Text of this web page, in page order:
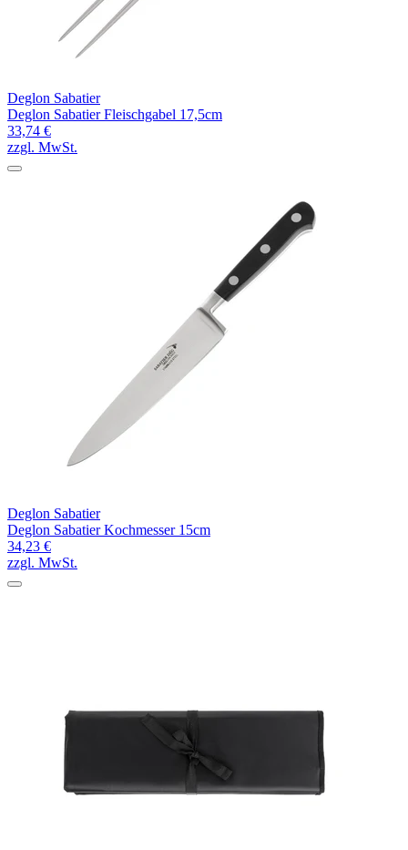
Deglon Sabatier
Deglon Sabatier Fleischgabel 17,5cm
33,74 €
zzgl. MwSt.
Deglon Sabatier
Deglon Sabatier Kochmesser 15cm
34,23 €
zzgl. MwSt.